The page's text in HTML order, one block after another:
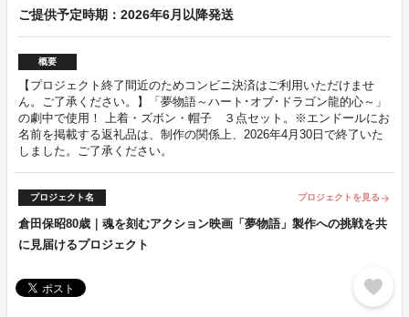
ご提供予定時期：2026年6月以降発送
概要
【プロジェクト終了間近のためコンビニ決済はご利用いただけませ
ん。ご了承ください。】「夢物語～ハート･オブ･ドラゴン龍的心～」
の劇中で使用！ 上着・ズボン・帽子 ３点セット。※エンドールにお
名前を掲載する返礼品は、制作の関係上、2026年4月30日で終了いた
しました。ご了承ください。
プロジェクト名 プロジェクトを見る arrow_forward
倉田保昭80歳｜魂を刻むアクション映画「夢物語」製作への挑戦を共
に見届けるプロジェクト
favorite